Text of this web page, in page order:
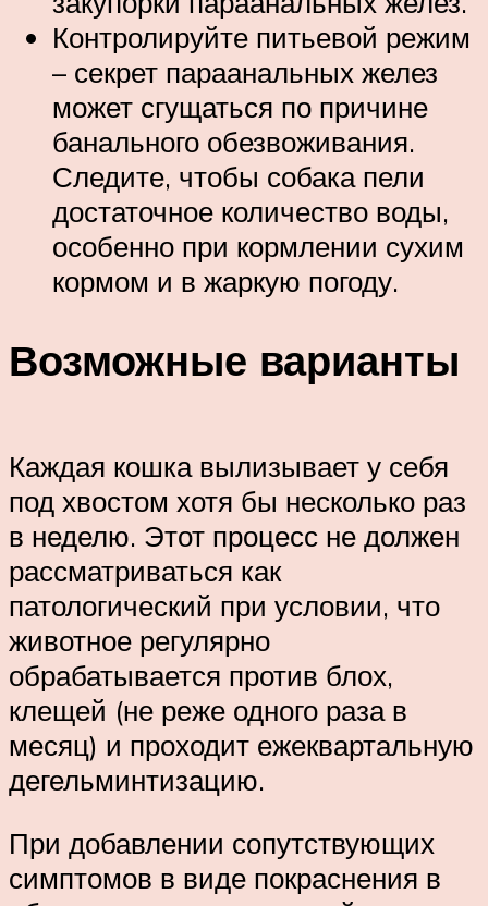
Контролируйте питьевой режим
– секрет параанальных желез
может сгущаться по причине
банального обезвоживания.
Следите, чтобы собака пели
достаточное количество воды,
особенно при кормлении сухим
кормом и в жаркую погоду.
Возможные варианты
Каждая кошка вылизывает у себя
под хвостом хотя бы несколько раз
в неделю. Этот процесс не должен
рассматриваться как
патологический при условии, что
животное регулярно
обрабатывается против блох,
клещей (не реже одного раза в
месяц) и проходит ежеквартальную
дегельминтизацию.
При добавлении сопутствующих
симптомов в виде покраснения в